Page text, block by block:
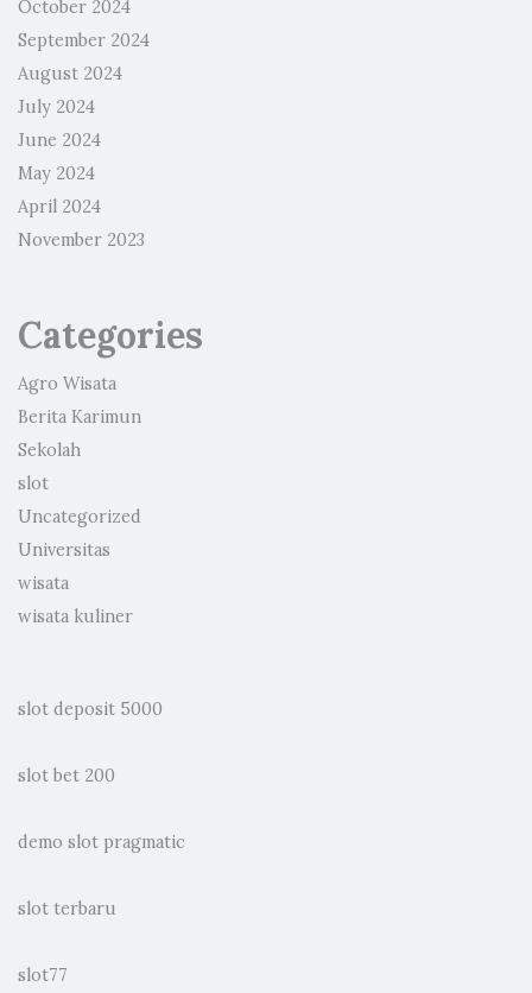
October 2024
September 2024
August 2024
July 2024
June 2024
May 2024
April 2024
November 2023
Categories
Agro Wisata
Berita Karimun
Sekolah
slot
Uncategorized
Universitas
wisata
wisata kuliner
slot deposit 5000
slot bet 200
demo slot pragmatic
slot terbaru
slot77